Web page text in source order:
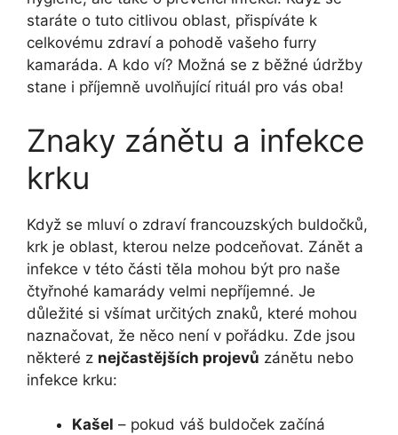
‌staráte o tuto citlivou oblast, přispíváte k
celkovému zdraví⁣ a pohodě vašeho furry
kamaráda.​ A kdo ví? Možná‍ se z běžné údržby
stane i⁤ příjemně‍ uvolňující rituál pro ⁢vás oba!
Znaky zánětu ‍a infekce
krku
Když se mluví o zdraví francouzských buldočků,
krk je oblast, kterou nelze podceňovat. Zánět a ​
infekce v této části těla mohou být pro⁤ naše
čtyřnohé kamarády velmi‍ nepříjemné. Je
důležité si všímat určitých znaků, ‍které mohou
naznačovat, že něco není⁣ v pořádku. Zde ⁢jsou
některé‌ z nejčastějších projevů zánětu nebo
infekce krku:
Kašel – ⁣pokud váš buldoček začíná